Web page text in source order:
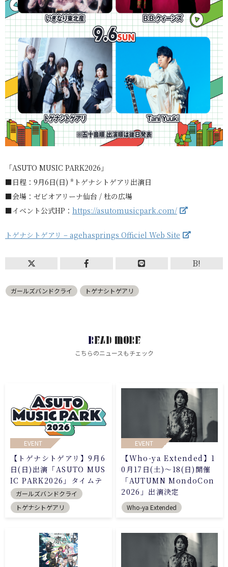
「ASUTO MUSIC PARK2026」
■日程：9月6日(日) *トゲナシトゲアリ出演日
■会場：ゼビオアリーナ仙台 / 杜の広場
■イベント公式HP： https://asutomusicpark.com/
トゲナシトゲアリ – agehasprings Officiel Web Site
B!
ガールズバンドクライ トゲナシトゲアリ
READ MORE
こちらのニュースもチェック
EVENT
【トゲナシトゲアリ】9月6
日(日)出演「ASUTO MUS
IC PARK2026」タイムテ
ーブル公開
ガールズバンドクライ
トゲナシトゲアリ
EVENT
【Who-ya Extended】1
0月17日(土)～18(日)開催
「AUTUMN MondoCon
2026」出演決定
Who-ya Extended